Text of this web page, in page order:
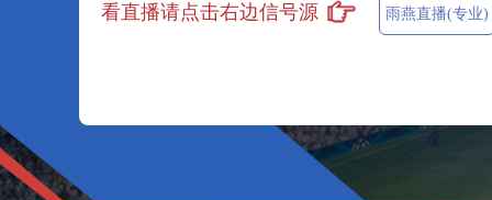
看直播请点击右边信号源 雨燕直播(专业)